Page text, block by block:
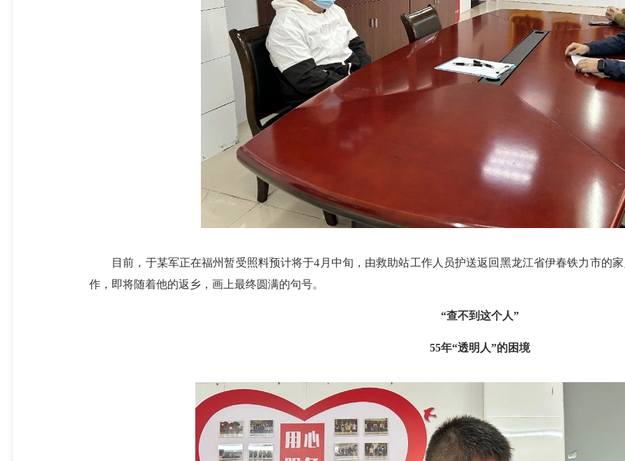
目前，于某军正在福州暂受照料预计将于4月中旬，由救助站工作人员护送返回黑龙江省伊春铁力市的家
作，即将随着他的返乡，画上最终圆满的句号。
“查不到这个人”
55年“透明人”的困境